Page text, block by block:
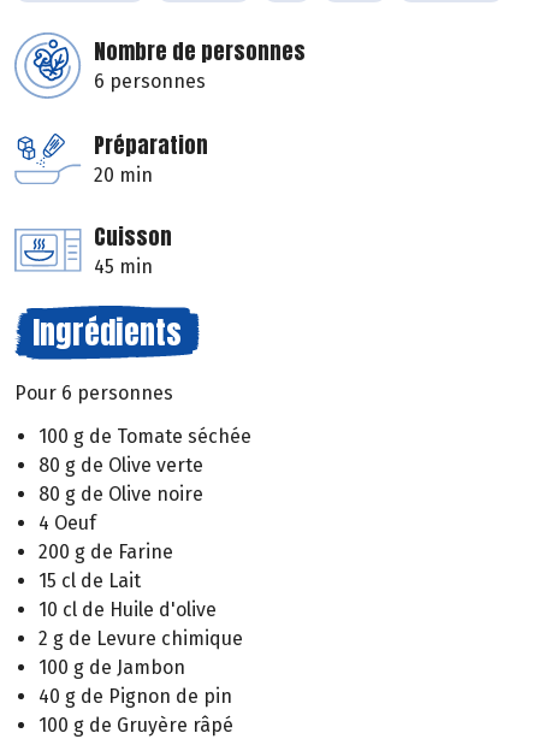
Nombre de personnes
6 personnes
Préparation
20 min
Cuisson
45 min
Ingrédients
Pour 6 personnes
100 g de Tomate séchée
80 g de Olive verte
80 g de Olive noire
4 Oeuf
200 g de Farine
15 cl de Lait
10 cl de Huile d'olive
2 g de Levure chimique
100 g de Jambon
40 g de Pignon de pin
100 g de Gruyère râpé